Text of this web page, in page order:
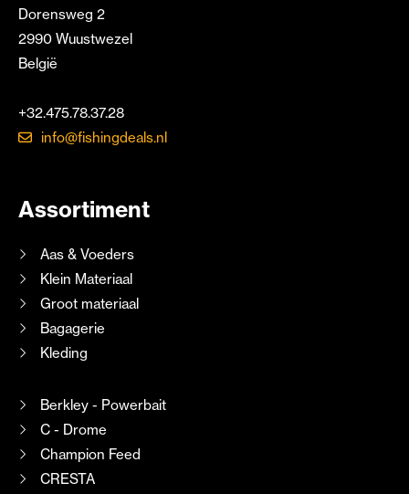
Dorensweg 2
2990 Wuustwezel
België
+32.475.78.37.28
info@fishingdeals.nl
Assortiment
Aas & Voeders
Klein Materiaal
Groot materiaal
Bagagerie
Kleding
Berkley - Powerbait
C - Drome
Champion Feed
CRESTA